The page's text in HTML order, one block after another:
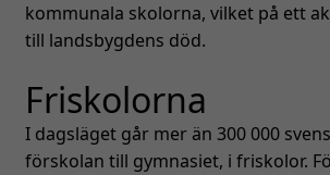
kommunala skolorna, vilket på ett
till landsbygdens död.
Friskolorna
I dagsläget går mer än 300 000
förskolan till gymnasiet, i friskolor.